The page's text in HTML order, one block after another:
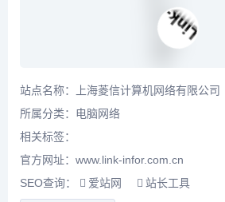
站点名称：上海菱信计算机网络有限公司
所属分类： 电脑网络
相关标签：
官方网址：www.link-infor.com.cn
SEO查询：
爱站网 站长工具